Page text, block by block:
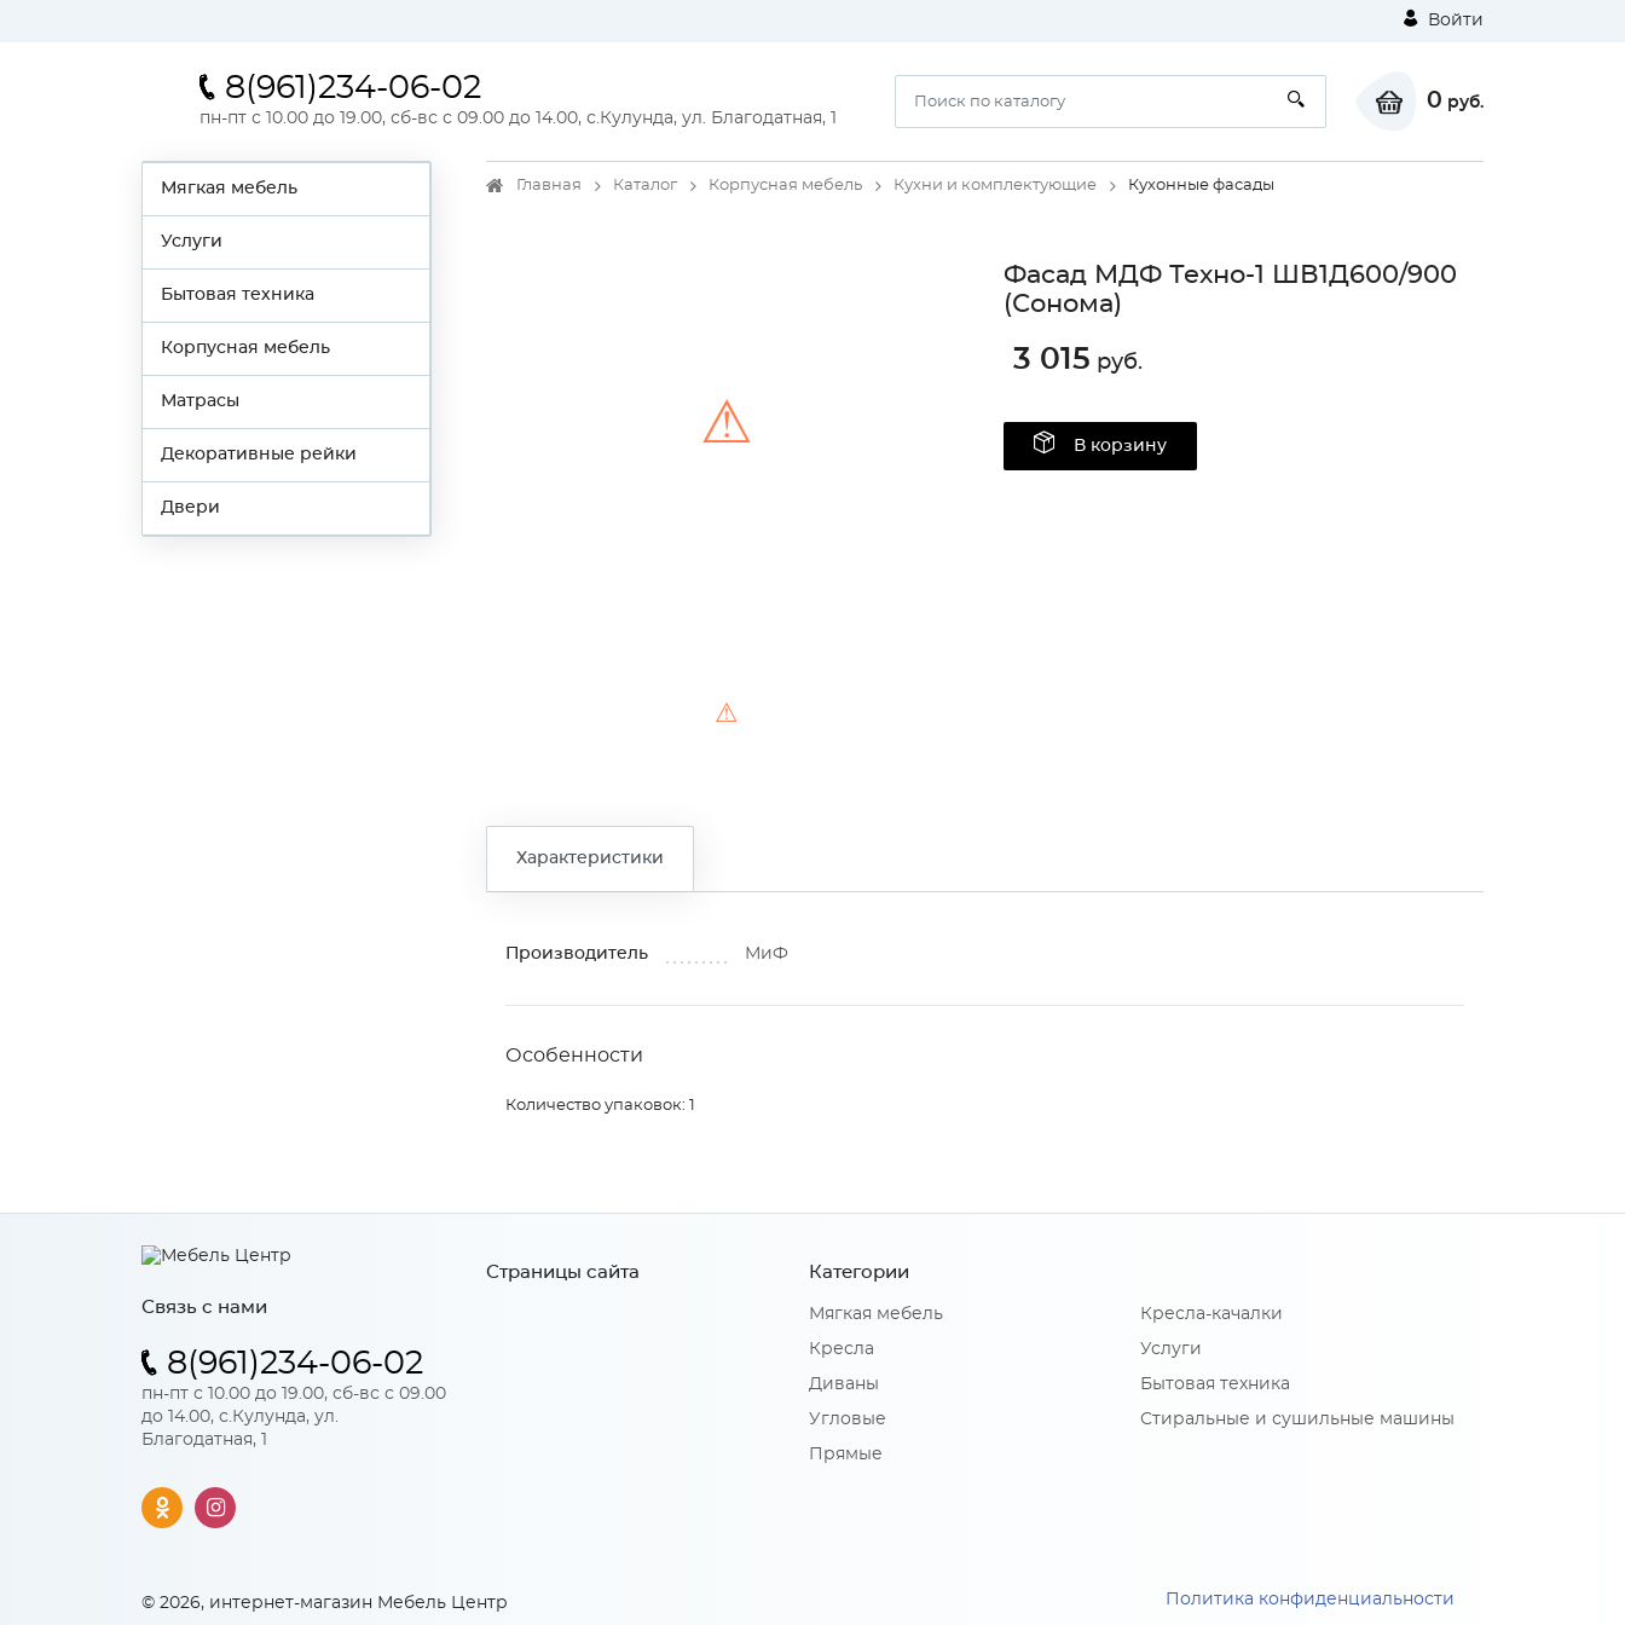
Войти
8(961)234-06-02
пн-пт с 10.00 до 19.00, сб-вс с 09.00 до 14.00, с.Кулунда, ул. Благодатная, 1
0 руб.
Мягкая мебель
Услуги
Бытовая техника
Корпусная мебель
Матрасы
Декоративные рейки
Двери
Главная Каталог Корпусная мебель Кухни и комплектующие Кухонные фасады
⚠
⚠
Фасад МДФ Техно-1 ШВ1Д600/900
(Сонома)
3 015 руб.
В корзину
Характеристики
Производитель МиФ
Особенности
Количество упаковок: 1
Связь с нами
8(961)234-06-02
пн-пт с 10.00 до 19.00, сб-вс с 09.00
до 14.00, с.Кулунда, ул.
Благодатная, 1
Страницы сайта Категории
Мягкая мебель
Кресла
Диваны
Угловые
Прямые
Кресла-качалки
Услуги
Бытовая техника
Стиральные и сушильные машины
© 2026, интернет-магазин Мебель Центр Политика конфиденциальности